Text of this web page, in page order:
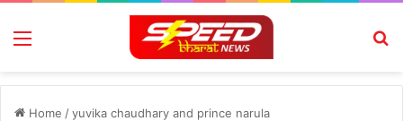
Menu
Home /yuvika chaudhary and prince narula